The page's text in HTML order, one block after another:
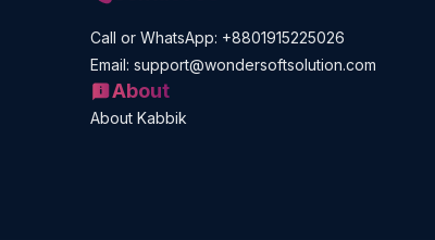
Call or WhatsApp: +8801915225026
Email: support@wondersoftsolution.com
About
About Kabbik